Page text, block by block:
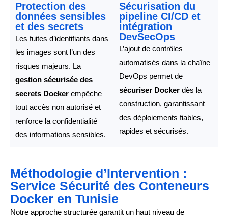
Protection des
données sensibles
et des secrets
Les fuites d’identifiants dans
les images sont l’un des
risques majeurs. La
gestion sécurisée des
secrets Docker empêche
tout accès non autorisé et
renforce la confidentialité
des informations sensibles.
Sécurisation du
pipeline CI/CD et
intégration
DevSecOps
L’ajout de contrôles
automatisés dans la chaîne
DevOps permet de
sécuriser Docker dès la
construction, garantissant
des déploiements fiables,
rapides et sécurisés.
Méthodologie d’Intervention :
Service Sécurité des Conteneurs
Docker en Tunisie
Notre approche structurée garantit un haut niveau de